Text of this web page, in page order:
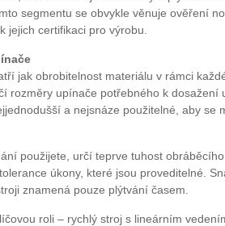
segmentu se obvykle věnuje ověření
jejich certifikaci pro výrobu.
jak obrobitelnost materiálu v rámci
rozměry upínače potřebného k dosažení
a nejsnáze použitelné, aby se
použijete, určí teprve tuhost
úkony, které jsou proveditelné.
znamená pouze plýtvání časem.
roli – rychlý stroj s lineárním